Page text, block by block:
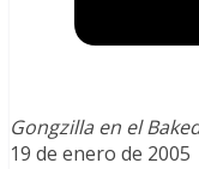
Gongzilla en el
19 de enero de 2005